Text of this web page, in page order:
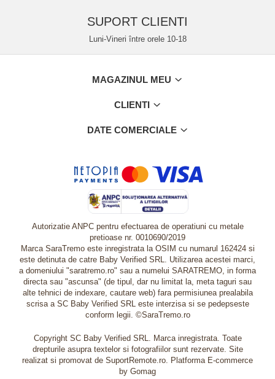
SUPORT CLIENTI
Luni-Vineri între orele 10-18
MAGAZINUL MEU
CLIENTI
DATE COMERCIALE
Autorizatie ANPC pentru efectuarea de operatiuni cu metale
pretioase nr. 0010690/2019
Marca SaraTremo este inregistrata la OSIM cu numarul 162424 si
este detinuta de catre Baby Verified SRL. Utilizarea acestei marci,
a domeniului "saratremo.ro" sau a numelui SARATREMO, in forma
directa sau "ascunsa" (de tipul, dar nu limitat la, meta taguri sau
alte tehnici de indexare, cautare web) fara permisiunea prealabila
scrisa a SC Baby Verified SRL este interzisa si se pedepseste
conform legii. ©SaraTremo.ro
Copyright SC Baby Verified SRL. Marca inregistrata. Toate
drepturile asupra textelor si fotografiilor sunt rezervate. Site
realizat si promovat de SuportRemote.ro. Platforma E-commerce
by Gomag